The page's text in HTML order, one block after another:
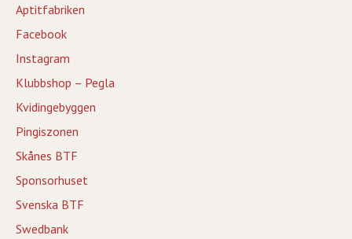
Aptitfabriken
Facebook
Instagram
Klubbshop – Pegla
Kvidingebyggen
Pingiszonen
Skånes BTF
Sponsorhuset
Svenska BTF
Swedbank